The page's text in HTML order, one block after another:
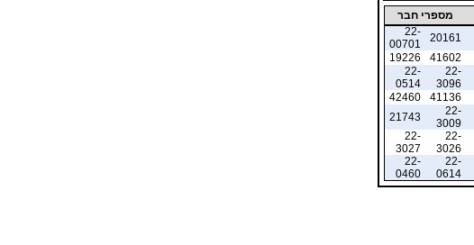
מספרי חבר
20161
22-
00701
41602
19226
22-
3096
22-
0514
41136
42460
22-
3009
21743
22-
3026
22-
3027
22-
0614
22-
0460